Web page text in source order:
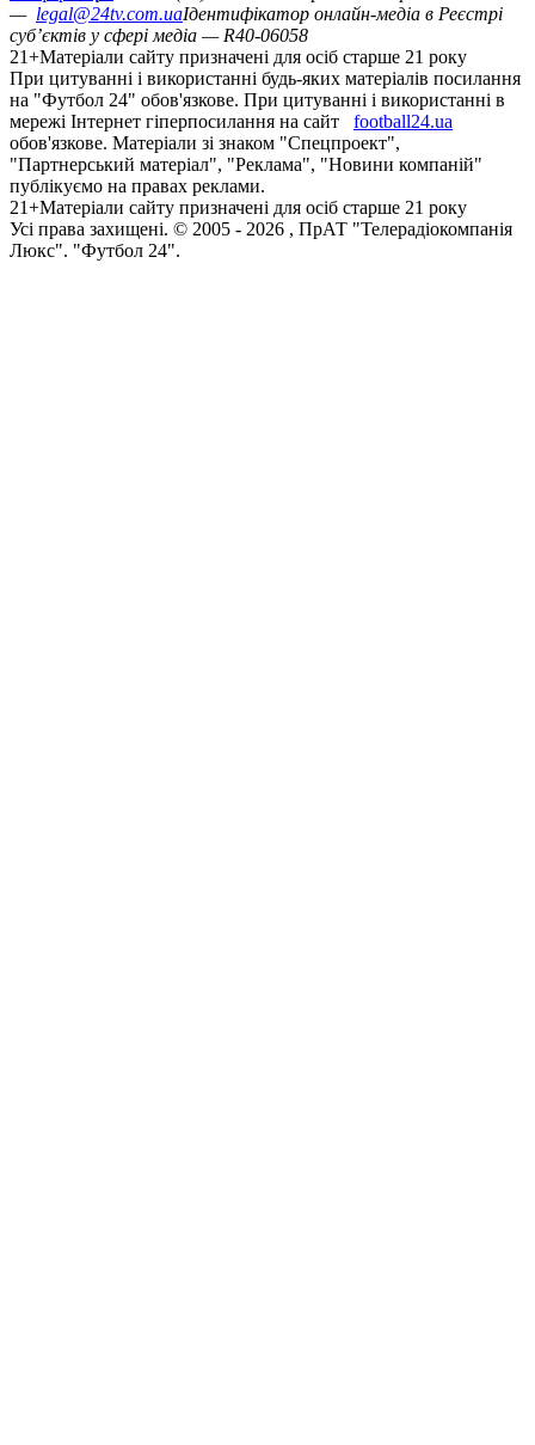
— legal@24tv.com.uaІдентифікатор онлайн-медіа в Реєстрі
суб’єктів у сфері медіа — R40-06058
21+Матеріали сайту призначені для осіб старше 21 року
При цитуванні і використанні будь-яких матеріалів посилання
на "Футбол 24" обов'язкове. При цитуванні і використанні в
мережі Інтернет гіперпосилання на сайт
football24.ua
обов'язкове. Матеріали зі знаком "Спецпроект",
"Партнерський матеріал", "Реклама", "Новини компаній"
публікуємо на правах реклами.
21+Матеріали сайту призначені для осіб старше 21 року
Усi права захищенi. © 2005 - 2026 , ПрАТ "Телерадіокомпанія
Люкс". "Футбол 24".